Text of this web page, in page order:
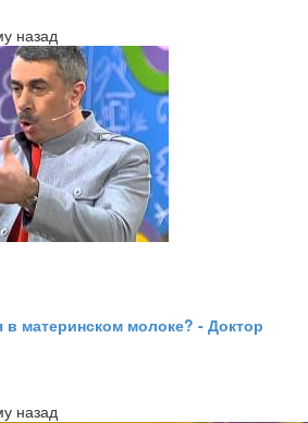
назад
в материнском молоке? - Доктор
назад